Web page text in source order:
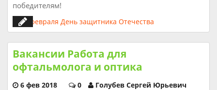
победителям!
Вакансии Работа для
офтальмолога и оптика
6 фев 2018 0 Голубев Сергей Юрьевич